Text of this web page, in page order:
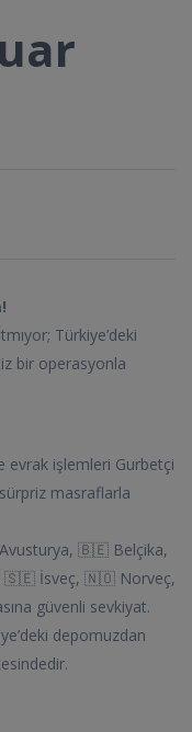
Türkiye’deki
bir operasyonla
evrak işlemleri Gurbetçi
masraflarla
🇧🇪 Belçika,
İsveç, 🇳🇴 Norveç,
güvenli sevkiyat.
depomuzdan